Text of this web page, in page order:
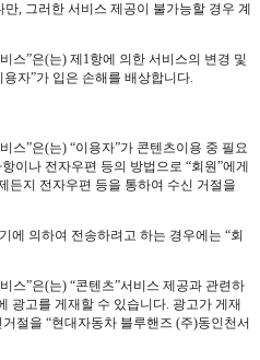
, 그러한 서비스 제공이 불가능할 경우 계
스”은(는) 제1항에 의한 서비스의 변경 및
자”가 입은 손해를 배상합니다.
스”은(는) “이용자”가 콘텐츠이용 중 필요
이나 전자우편 등의 방법으로 “회원”에게
든지 전자우편 등을 통하여 수신 거절을
의하여 전송하려고 하는 경우에는 “회
스”은(는) “콘텐츠”서비스 제공과 관련하
광고를 게재할 수 있습니다. 광고가 게재
절을 “현대자동차 블루핸즈 (주)동인천서